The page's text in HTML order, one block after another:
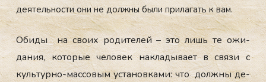
де­ятель­нос­ти они не дол­жны бы­ли при­лагать к вам.
Оби­ды на сво­их ро­дите­лей – это лишь те ожи­
дания, ко­торые че­ловек нак­ла­дыва­ет в свя­зи с
куль­тур­но-мас­со­вым ус­та­нов­ка­ми: что дол­жны де­